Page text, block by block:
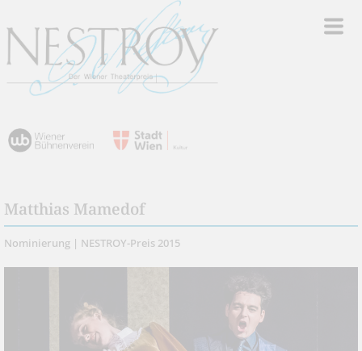
Matthias Mamedof
Nominierung | NESTROY-Preis 2015